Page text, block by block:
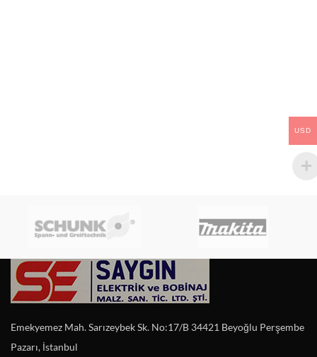
Emekyemez Mah. Sarızeybek Sk. No:17/B 34421 Beyoğlu Perşembe
Pazarı, İstanbul
USD